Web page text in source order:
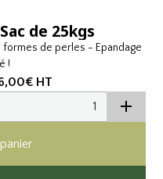
de 25kgs
de perles - Epandage
!
HT